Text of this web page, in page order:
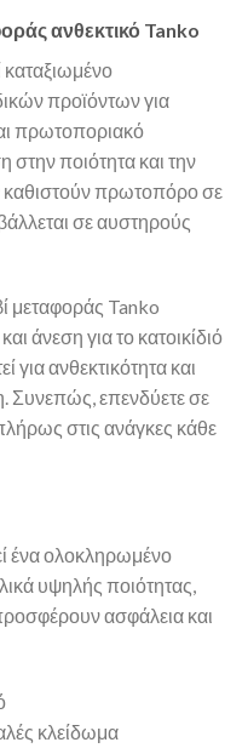
ανθεκτικό Tanko
προϊόντων για
πρωτοποριακό
ποιότητα και την
καθιστούν πρωτοπόρο σε
σε αυστηρούς
μεταφοράς Tanko
άνεση για το κατοικίδιό
για ανθεκτικότητα και
Συνεπώς, επενδύετε σε
στις ανάγκες κάθε
ένα ολοκληρωμένο
υψηλής ποιότητας,
ασφάλεια και
κλείδωμα